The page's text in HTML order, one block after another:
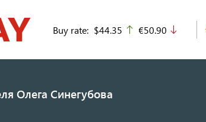
Buy rate: $44.35 up
€50.90
Олега Синегубова